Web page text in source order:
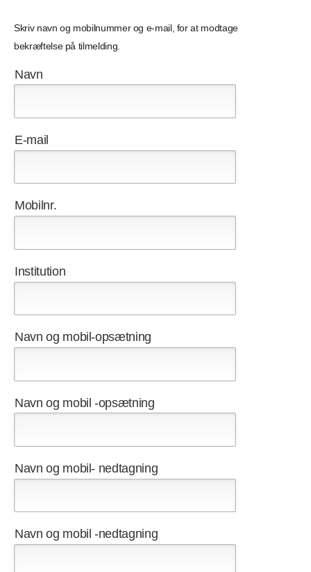
Skriv navn og mobilnummer og e-mail, for at modtage
bekræftelse på tilmelding.
Navn
E-mail
Mobilnr.
Institution
Navn og mobil-opsætning
Navn og mobil -opsætning
Navn og mobil- nedtagning
Navn og mobil -nedtagning